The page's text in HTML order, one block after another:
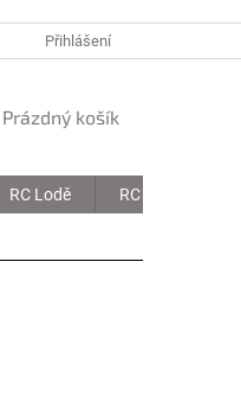
Přihlášení
NÁKUPNÍ
Prázdný košík
RC Lodě RC Drony